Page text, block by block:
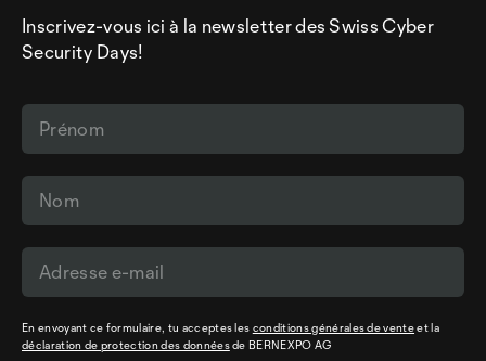
Inscrivez-vous ici à la newsletter des Swiss Cyber
Security Days!
En envoyant ce formulaire, tu acceptes les conditions générales de venteet la
déclaration de protection des donnéesde BERNEXPO AG